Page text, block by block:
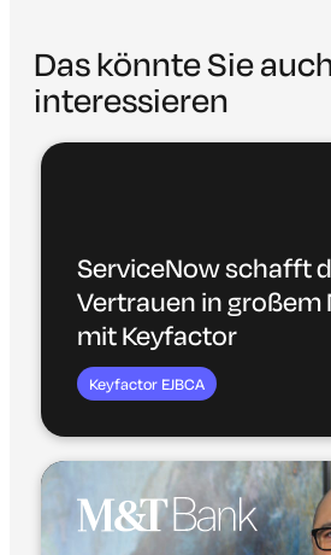
Das könnte Sie
interessieren
ServiceNow schafft
Vertrauen in großem
mit Keyfactor
Keyfactor EJBCA